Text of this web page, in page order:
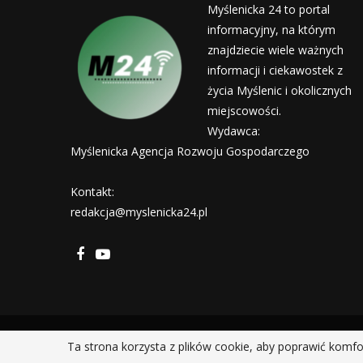
Myślenicka 24 to portal
informacyjny, na którym
znajdziecie wiele ważnych
informacji i ciekawostek z
życia Myślenic i okolicznych
miejscowości.
Wydawca:
Myślenicka Agencja Rozwoju Gospodarczego
Kontakt:
redakcja@myslenicka24.pl
Ta strona korzysta z plików cookie, aby poprawić